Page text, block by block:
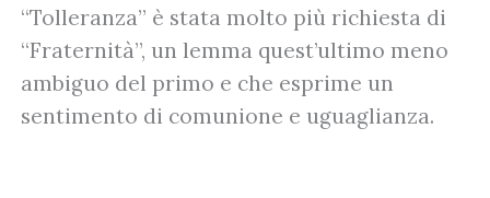
“Tolleranza” è stata molto più richiesta di
“Fraternità”, un lemma quest’ultimo meno
ambiguo del primo e che esprime un
sentimento di comunione e uguaglianza.